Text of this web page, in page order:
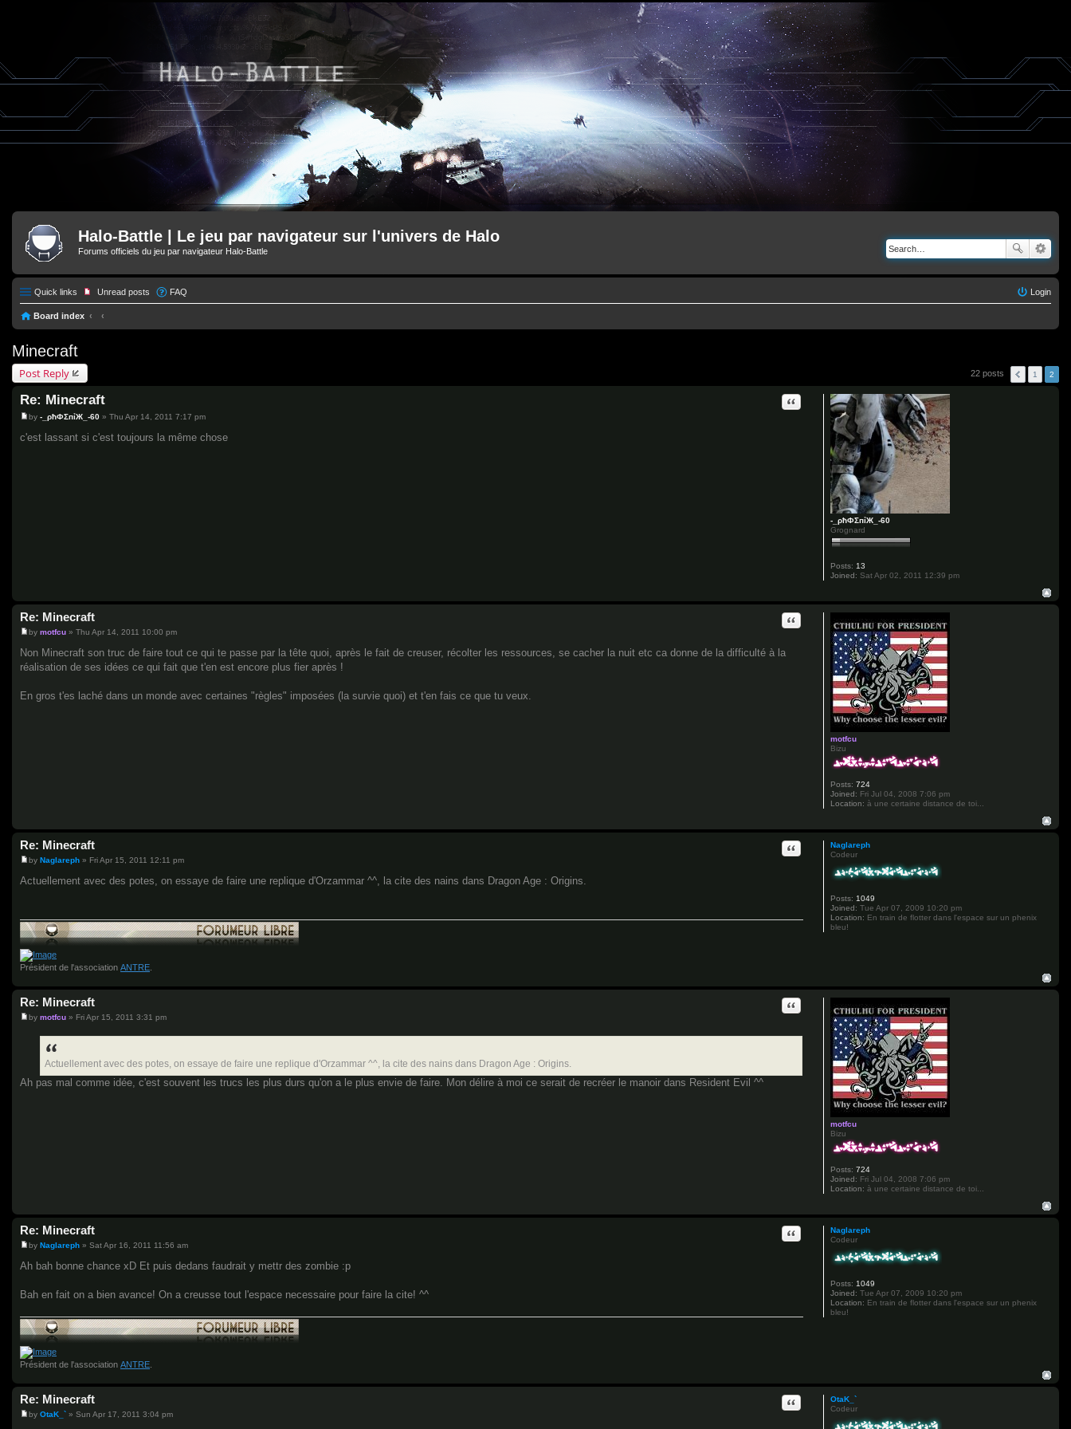
Halo-Battle | Le jeu par navigateur sur l'univers de Halo
Forums officiels du jeu par navigateur Halo-Battle
Quick links Unread posts FAQ Login
Board index
Minecraft
Post Reply 22 posts 1 2
-_ρħФΣпỉЖ_-60
Grognard
Posts: 13
Joined: Sat Apr 02, 2011 12:39 pm
Re: Minecraft Quote
P
s
by -_ρħФΣпỉЖ_-60 » Thu Apr 14, 2011 7:17 pm
c'est lassant si c'est toujours la même chose
motfcu
Bizu
Posts: 724
Joined: Fri Jul 04, 2008 7:06 pm
Location: à une certaine distance de toi...
Re: Minecraft Quote
P
s
t
by motfcu » Thu Apr 14, 2011 10:00 pm
Non Minecraft son truc de faire tout ce qui te passe par la tête quoi, après le fait de creuser, récolter les ressources, se cacher la nuit etc ca donne de la difficulté à la
réalisation de ses idées ce qui fait que t'en est encore plus fier après !
En gros t'es laché dans un monde avec certaines "règles" imposées (la survie quoi) et t'en fais ce que tu veux.
Naglareph
Codeur
Posts: 1049
Joined: Tue Apr 07, 2009 10:20 pm
Location: En train de flotter dans l'espace sur un phenix
bleu!
Re: Minecraft Quote
P
s
by Naglareph » Fri Apr 15, 2011 12:11 pm
Actuellement avec des potes, on essaye de faire une replique d'Orzammar ^^, la cite des nains dans Dragon Age : Origins.
Président de l'association ANTRE
motfcu
Bizu
Posts: 724
Joined: Fri Jul 04, 2008 7:06 pm
Location: à une certaine distance de toi...
Re: Minecraft Quote
P
by motfcu » Fri Apr 15, 2011 3:31 pm
Actuellement avec des potes, on essaye de faire une replique d'Orzammar ^^, la cite des nains dans Dragon Age : Origins.
Ah pas mal comme idée, c'est souvent les trucs les plus durs qu'on a le plus envie de faire. Mon délire à moi ce serait de recréer le manoir dans Resident Evil ^^
Naglareph
Codeur
Posts: 1049
Joined: Tue Apr 07, 2009 10:20 pm
Location: En train de flotter dans l'espace sur un phenix
bleu!
Re: Minecraft Quote
P
s
by Naglareph » Sat Apr 16, 2011 11:56 am
Ah bah bonne chance xD Et puis dedans faudrait y mettr des zombie :p
Bah en fait on a bien avance! On a creusse tout l'espace necessaire pour faire la cite! ^^
Président de l'association ANTRE
OtaK_`
Codeur
Re: Minecraft Quote
by OtaK_` » Sun Apr 17, 2011 3:04 pm